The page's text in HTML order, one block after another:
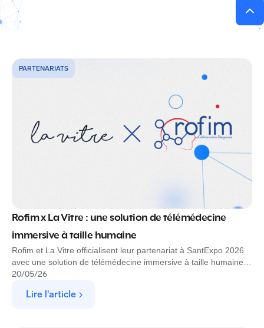
PARTENARIATS
Rofim x La Vitre : une solution de télémédecine
immersive à taille humaine
Rofim et La Vitre officialisent leur partenariat à SantExpo 2026
avec une solution de télémédecine immersive à taille humaine,
pensée pour les patients fragiles, les EHPAD et les déserts
20/05/26
Lire l'article